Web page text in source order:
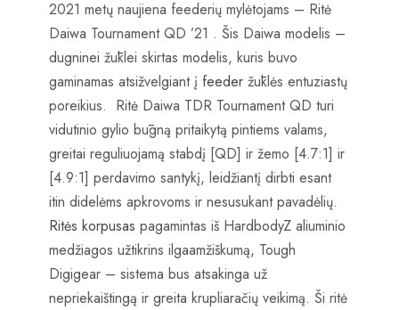
2021 metų naujiena feederių mylėtojams – Ritė
Daiwa Tournament QD ’21 . Šis Daiwa modelis –
dugninei žūklei skirtas modelis, kuris buvo
gaminamas atsižvelgiant į feeder žūklės entuziastų
poreikius. Ritė Daiwa TDR Tournament QD turi
vidutinio gylio būgną pritaikytą pintiems valams,
greitai reguliuojamą stabdį [QD] ir žemo [4.7:1] ir
[4.9:1] perdavimo santykį, leidžiantį dirbti esant
itin didelėms apkrovoms ir nesusukant pavadėlių.
Ritės korpusas pagamintas iš HardbodyZ aliuminio
medžiagos užtikrins ilgaamžiškumą, Tough
Digigear – sistema bus atsakinga už
nepriekaištingą ir greita krupliaračių veikimą. Ši ritė